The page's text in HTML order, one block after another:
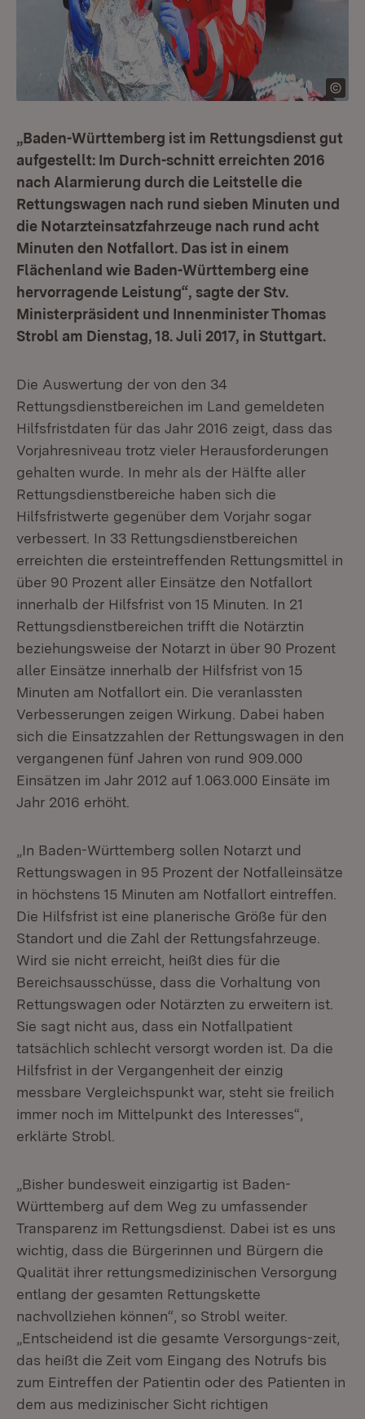
„Baden-Württemberg ist im Rettungsdienst gut
aufgestellt: Im Durch-schnitt erreichten 2016
nach Alarmierung durch die Leitstelle die
Rettungswagen nach rund sieben Minuten und
die Notarzteinsatzfahrzeuge nach rund acht
Minuten den Notfallort. Das ist in einem
Flächenland wie Baden-Württemberg eine
hervorragende Leistung“, sagte der Stv.
Ministerpräsident und Innenminister Thomas
Strobl am Dienstag, 18. Juli 2017, in Stuttgart.
Die Auswertung der von den 34
Rettungsdienstbereichen im Land gemeldeten
Hilfsfristdaten für das Jahr 2016 zeigt, dass das
Vorjahresniveau trotz vieler Herausforderungen
gehalten wurde. In mehr als der Hälfte aller
Rettungsdienstbereiche haben sich die
Hilfsfristwerte gegenüber dem Vorjahr sogar
verbessert. In 33 Rettungsdienstbereichen
erreichten die ersteintreffenden Rettungsmittel in
über 90 Prozent aller Einsätze den Notfallort
innerhalb der Hilfsfrist von 15 Minuten. In 21
Rettungsdienstbereichen trifft die Notärztin
beziehungsweise der Notarzt in über 90 Prozent
aller Einsätze innerhalb der Hilfsfrist von 15
Minuten am Notfallort ein. Die veranlassten
Verbesserungen zeigen Wirkung. Dabei haben
sich die Einsatzzahlen der Rettungswagen in den
vergangenen fünf Jahren von rund 909.000
Einsätzen im Jahr 2012 auf 1.063.000 Einsäte im
Jahr 2016 erhöht.
„In Baden-Württemberg sollen Notarzt und
Rettungswagen in 95 Prozent der Notfalleinsätze
in höchstens 15 Minuten am Notfallort eintreffen.
Die Hilfsfrist ist eine planerische Größe für den
Standort und die Zahl der Rettungsfahrzeuge.
Wird sie nicht erreicht, heißt dies für die
Bereichsausschüsse, dass die Vorhaltung von
Rettungswagen oder Notärzten zu erweitern ist.
Sie sagt nicht aus, dass ein Notfallpatient
tatsächlich schlecht versorgt worden ist. Da die
Hilfsfrist in der Vergangenheit der einzig
messbare Vergleichspunkt war, steht sie freilich
immer noch im Mittelpunkt des Interesses“,
erklärte Strobl.
„Bisher bundesweit einzigartig ist Baden-
Württemberg auf dem Weg zu umfassender
Transparenz im Rettungsdienst. Dabei ist es uns
wichtig, dass die Bürgerinnen und Bürgern die
Qualität ihrer rettungsmedizinischen Versorgung
entlang der gesamten Rettungskette
nachvollziehen können“, so Strobl weiter.
„Entscheidend ist die gesamte Versorgungs-zeit,
das heißt die Zeit vom Eingang des Notrufs bis
zum Eintreffen der Patientin oder des Patienten in
dem aus medizinischer Sicht richtigen